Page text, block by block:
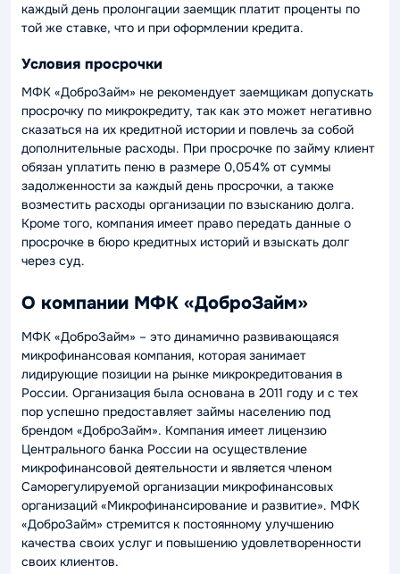
каждый день пролонгации заемщик платит проценты по
той же ставке, что и при оформлении кредита.
Условия просрочки
МФК «ДоброЗайм» не рекомендует заемщикам допускать
просрочку по микрокредиту, так как это может негативно
сказаться на их кредитной истории и повлечь за собой
дополнительные расходы. При просрочке по займу клиент
обязан уплатить пеню в размере 0,054% от суммы
задолженности за каждый день просрочки, а также
возместить расходы организации по взысканию долга.
Кроме того, компания имеет право передать данные о
просрочке в бюро кредитных историй и взыскать долг
через суд.
О компании МФК «ДоброЗайм»
МФК «ДоброЗайм» – это динамично развивающаяся
микрофинансовая компания, которая занимает
лидирующие позиции на рынке микрокредитования в
России. Организация была основана в 2011 году и с тех
пор успешно предоставляет займы населению под
брендом «ДоброЗайм». Компания имеет лицензию
Центрального банка России на осуществление
микрофинансовой деятельности и является членом
Саморегулируемой организации микрофинансовых
организаций «Микрофинансирование и развитие». МФК
«ДоброЗайм» стремится к постоянному улучшению
качества своих услуг и повышению удовлетворенности
своих клиентов.